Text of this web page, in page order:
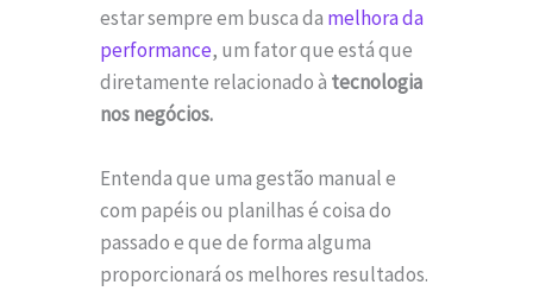
estar sempre em busca da melhora da
performance, um fator que está que
diretamente relacionado à tecnologia
nos negócios.
Entenda que uma gestão manual e
com papéis ou planilhas é coisa do
passado e que de forma alguma
proporcionará os melhores resultados.